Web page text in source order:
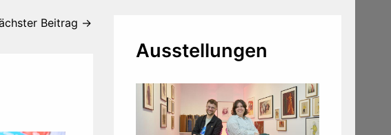
Beitrag →
Ausstellungen